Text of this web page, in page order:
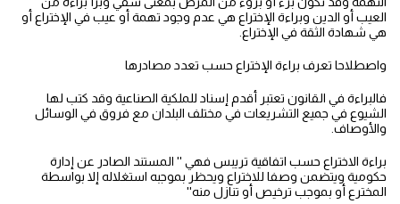
العيب أو الدين وبراءة الإختراع هي عدم وجود تهمة أو عيب في الإختراع أو
هي شهادة الثقة في الإختراع.
واصطلاحا تعرف براءة الإختراع حسب تعدد مصادرها
فالبراءة في القانون تعتبر أقدم إسناد للملكية الصناعية وقد كتب لها
الشيوع في جميع التشريعات في مختلف البلدان مع فروق في الوسائل
والأوصاف.
براءة الاختراع حسب اتفاقية تريبس فهي '' المستند الصادر عن إدارة
حكومية ويتضمن وصفا للاختراع ويحظر بموجبه استغلاله إلا بواسطة
المخترع أو بموجب ترخيص أو تنازل منه''